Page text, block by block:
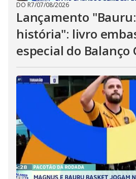
DO R7/07/08/2026
Lançamento
história": livro
especial do Balanço